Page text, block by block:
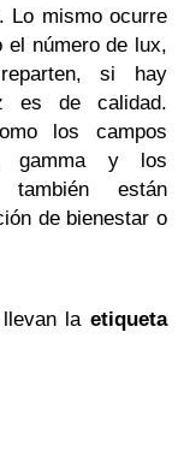
Lo mismo ocurre
el número de lux,
si hay
es de calidad.
los campos
gamma y los
también están
de bienestar o
la etiqueta